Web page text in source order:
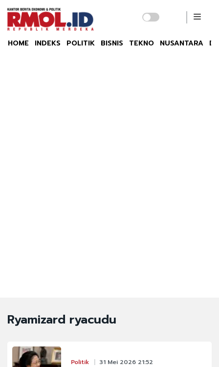
HOME INDEKS POLITIK BISNIS TEKNO NUSANTARA
Ryamizard ryacudu
Politik 31 Mei 2026 21:52